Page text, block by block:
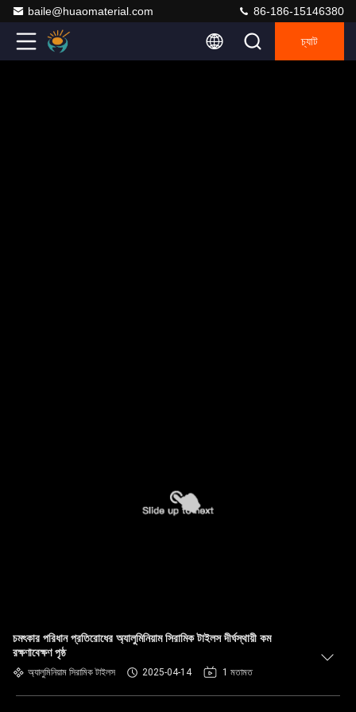
baile@huaomaterial.com 86-186-15146380
চ্যাট
চমৎকার পরিধান প্রতিরোধের অ্যালুমিনিয়াম সিরামিক টাইলস দীর্ঘস্থায়ী কম
রক্ষণাবেক্ষণ পৃষ্ঠ
অ্যালুমিনিয়াম সিরামিক টাইলস 2025-04-14 1 মতামত